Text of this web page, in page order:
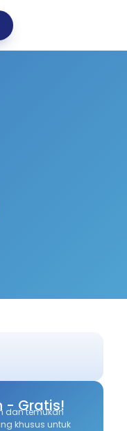
- Gratis!
dan temukan
khusus untuk